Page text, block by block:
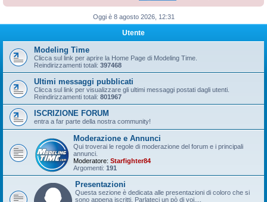
Oggi è 8 agosto 2026, 12:31
Utente
Modeling Time
Clicca sul link per aprire la Home Page di Modeling Time.
Reindirizzamenti totali: 397468
Ultimi messaggi pubblicati
Clicca sul link per visualizzare gli ultimi messaggi postati dagli utenti.
Reindirizzamenti totali: 801967
ISCRIZIONE FORUM
entra a far parte della nostra community!
Moderazione e Annunci
Qui troverai le regole di moderazione del forum e i principali
annunci.
Moderatore: Starfighter84
Argomenti: 191
Presentazioni
Questa sezione è dedicata alle presentazioni di coloro che si
sono appena iscritti. Parlateci un pò di voi....